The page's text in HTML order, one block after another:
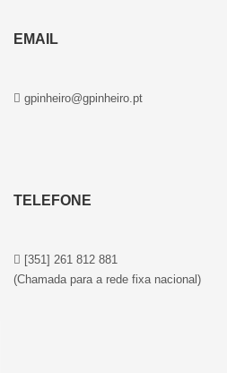
EMAIL
gpinheiro@gpinheiro.pt
TELEFONE
[351] 261 812 881
(Chamada para a rede fixa nacional)